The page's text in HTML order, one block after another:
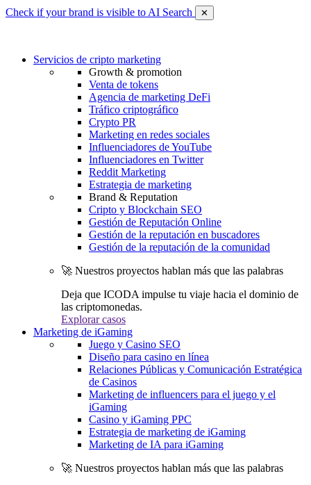
Check if your brand is visible to AI Search ✕
Servicios de cripto marketing
Growth & promotion
Venta de tokens
Agencia de marketing DeFi
Tráfico criptográfico
Crypto PR
Marketing en redes sociales
Influenciadores de YouTube
Influenciadores en Twitter
Reddit Marketing
Estrategia de marketing
Brand & Reputation
Cripto y Blockchain SEO
Gestión de Reputación Online
Gestión de la reputación en buscadores
Gestión de la reputación de la comunidad
🚀 Nuestros proyectos hablan más que las palabras
Deja que ICODA impulse tu viaje hacia el dominio de
las criptomonedas.
Explorar casos
Marketing de iGaming
Juego y Casino SEO
Diseño para casino en línea
Relaciones Públicas y Comunicación Estratégica
de Casinos
Marketing de influencers para el juego y el
iGaming
Casino y iGaming PPC
Estrategia de marketing de iGaming
Marketing de IA para iGaming
🚀 Nuestros proyectos hablan más que las palabras